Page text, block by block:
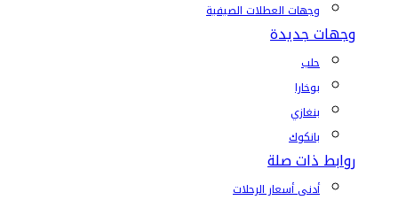
وجهات العطلات الصيفية
وجهات جديدة
حلب
بوخارا
بنغازي
بانكوك
روابط ذات صلة
أدنى أسعار الرحلات